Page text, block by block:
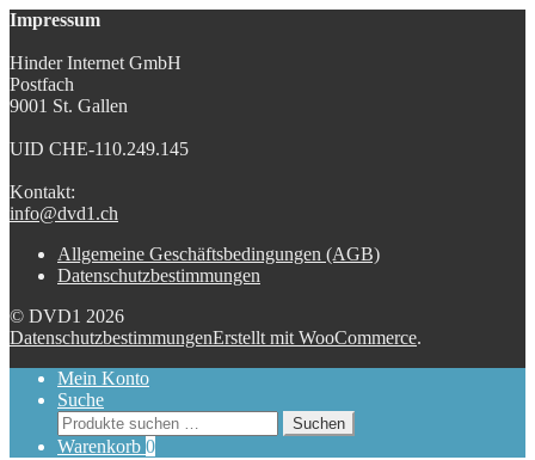
Impressum
Hinder Internet GmbH
Postfach
9001 St. Gallen
UID CHE-110.249.145
Kontakt:
info@dvd1.ch
Allgemeine Geschäftsbedingungen (AGB)
Datenschutzbestimmungen
© DVD1 2026
DatenschutzbestimmungenErstellt mit WooCommerce.
Mein Konto
Suche
Suchen
nach:
Suchen
Warenkorb 0